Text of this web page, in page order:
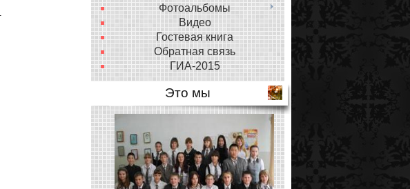
Фотоальбомы
Видео
Гостевая книга
Обратная связь
ГИА-2015
Это мы